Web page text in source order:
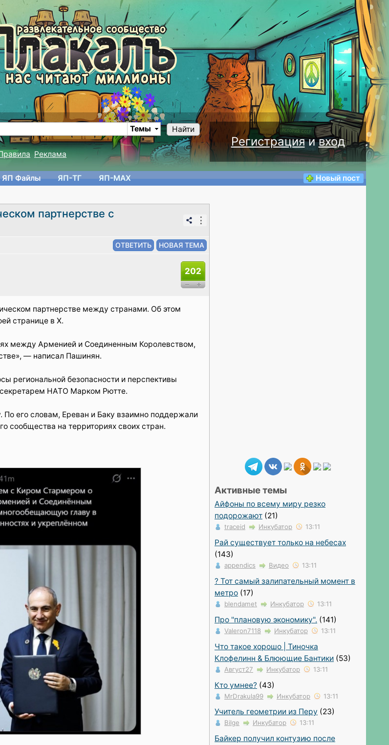
Регистрацияивход
Найти
Темы
Реклама
ЯП Файлы ЯП-TГ ЯП-MAX
Новый пост
партнерстве с
⋮
202
партнерстве между странами. Об этом
странице в X.
между Арменией и Соединенным Королевством,
— написал Пашинян.
региональной безопасности и перспективы
НАТО Марком Рютте.
По его словам, Ереван и Баку взаимно поддержали
сообщества на территориях своих стран.
Активные темы
Айфоны по всему миру резко
подорожают (21)
traceid Инкубатор 13:11
Рай существует только на небесах
(143)
appendics Видео 13:11
? Тот самый залипательный момент в
метро (17)
blendamet Инкубатор 13:11
Про "плановую экономику". (141)
Valeron7118 Инкубатор 13:11
Что такое хорошо | Тиночка
Клофелинн & Блюющие Бантики (53)
Август27 Инкубатор 13:11
Кто умнее? (43)
MrDrakula99 Инкубатор 13:11
Учитель геометрии из Перу (23)
Bilge Инкубатор 13:11
Байкер получил контузию после